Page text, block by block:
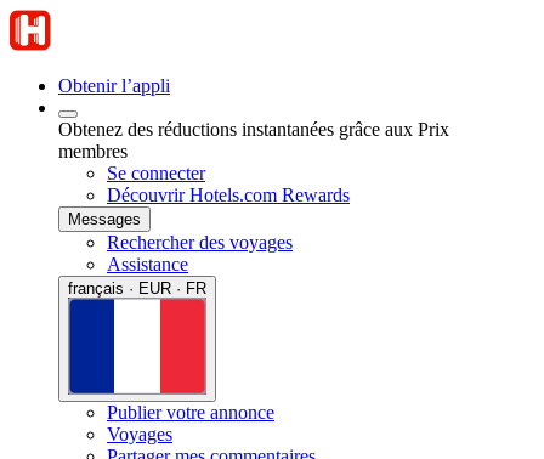
Obtenir l’appli
Obtenez des réductions instantanées grâce aux Prix
membres
Se connecter
Découvrir Hotels.com Rewards
Messages
Rechercher des voyages
Assistance
français · EUR · FR
Publier votre annonce
Voyages